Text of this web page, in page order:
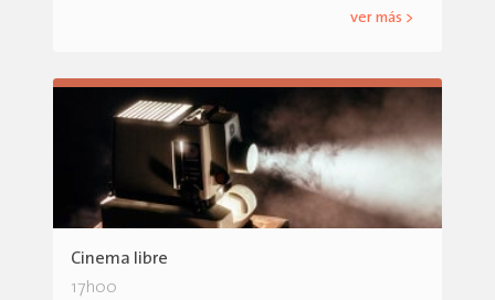
ver más >
Cinema libre
17h00